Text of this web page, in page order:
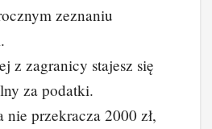
zeznaniu
z zagranicy stajesz się
za podatki.
nie przekracza 2000 zł,